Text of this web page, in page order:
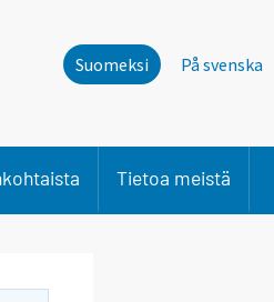
Suomeksi På svenska
Tietoa meistä